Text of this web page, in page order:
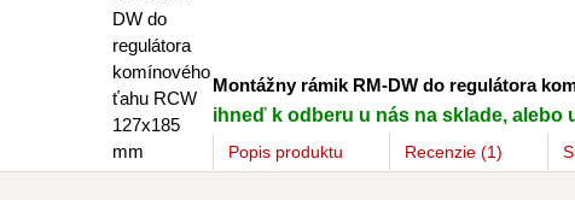
Montážny rámik RM-DW do regulátora
ihneď k odberu u nás na sklade, alebo
Popis produktu Recenzie (1)